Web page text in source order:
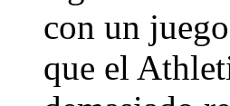
con un
que el